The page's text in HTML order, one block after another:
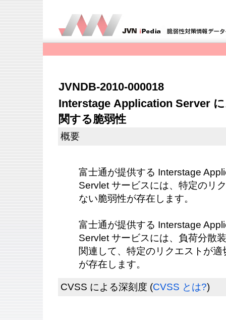
JVNDB-2010-000018
Interstage Application Server
関する脆弱性
概要
富士通が提供する Interstage
Servlet サービスには、特定のリ
ない脆弱性が存在します。
富士通が提供する Interstage
Servlet サービスには、負荷分散
関連して、特定のリクエストが
が存在します。
CVSS による深刻度 (CVSS とは?)